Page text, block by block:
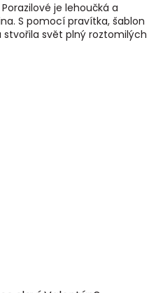
je lehoučká a
S pomocí pravítka, šablon
svět plný roztomilých